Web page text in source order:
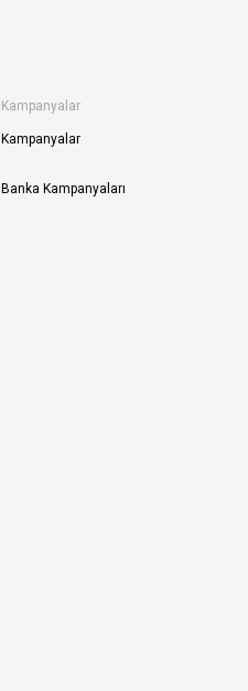
Kampanyalar
Kampanyalar
Banka Kampanyaları